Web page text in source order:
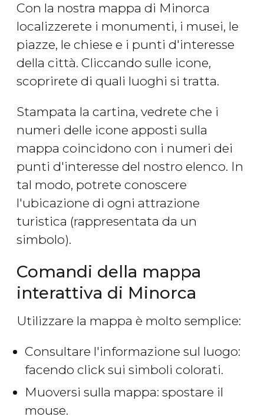
Con la nostra mappa di Minorca
localizzerete i monumenti, i musei, le
piazze, le chiese e i punti d'interesse
della città. Cliccando sulle icone,
scoprirete di quali luoghi si tratta.
Stampata la cartina, vedrete che i
numeri delle icone apposti sulla
mappa coincidono con i numeri dei
punti d'interesse del nostro elenco. In
tal modo, potrete conoscere
l'ubicazione di ogni attrazione
turistica (rappresentata da un
simbolo).
Comandi della mappa
interattiva di Minorca
Utilizzare la mappa è molto semplice:
Consultare l'informazione sul luogo:
facendo click sui simboli colorati.
Muoversi sulla mappa: spostare il
mouse.